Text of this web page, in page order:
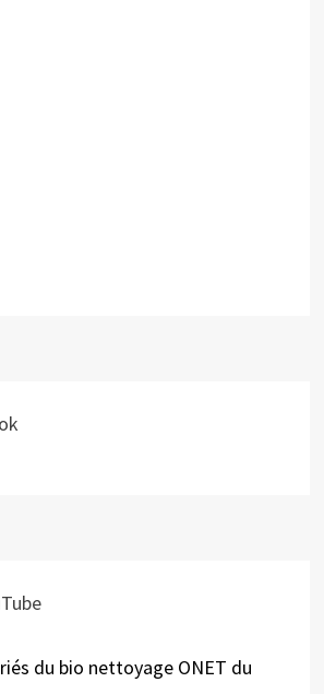
du bio nettoyage ONET du